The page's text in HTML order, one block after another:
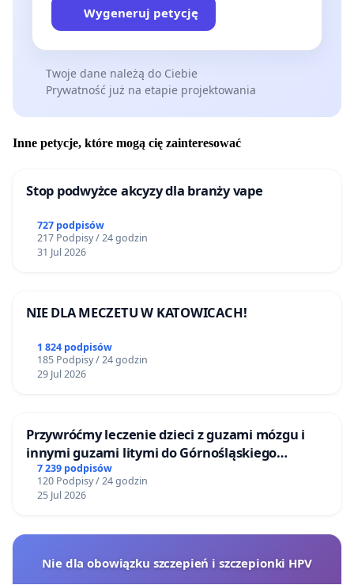
zwiększają rynkowe udziały, oraz krajowi
dystrybutorzy będą ponosić koszty administracyjne
i finansowe wprowadzenia opłaty. Zmniejszy to ich
konkurencyjność wobec zagranicznych marek i
może prowadzić do wzrostu cen lokalnych
produktów.
7. Alternatywne mechanizmy rekompensaty:
Zamiast opłaty reprograficznej proponuje się:
- rozszerzenie istniejących mechanizmów
państwa dla twórców nierentownych – na wzór
projektu dopłat emerytalnych dla artystów.
technologicznych, by ograniczyć nielegalne
kopiowanie, a przez to faktyczne straty dla
twórców.
proponowanym kształcie:
Wygeneruj petycję
Twoje dane należą do Ciebie
Prywatność już na etapie projektowania
Inne petycje, które mogą cię zainteresować
Stop podwyżce akcyzy dla branży vape
727 podpisów
217 Podpisy / 24 godzin
31 Jul 2026
NIE DLA MECZETU W KATOWICACH!
1 824 podpisów
185 Podpisy / 24 godzin
29 Jul 2026
Przywróćmy leczenie dzieci z guzami mózgu i
innymi guzami litymi do Górnośląskiego
Centrum Zdrowia Dziecka w Katowicach
7 239 podpisów
120 Podpisy / 24 godzin
25 Jul 2026
Nie dla obowiązku szczepień i szczepionki HPV